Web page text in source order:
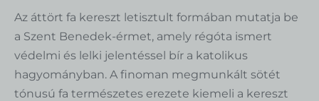
Az áttört fa kereszt letisztult formában mutatja be
a Szent Benedek-érmet, amely régóta ismert
védelmi és lelki jelentéssel bír a katolikus
hagyományban. A finoman megmunkált sötét
tónusú fa természetes erezete kiemeli a kereszt